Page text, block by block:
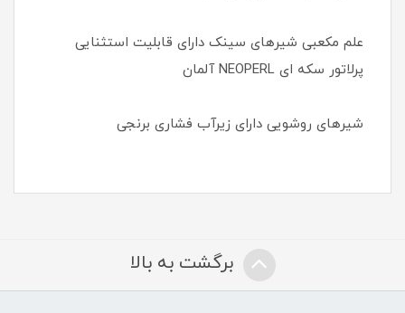
علم مکعبی شیرهای سینک دارای قابلیت استثنایی
پرلاتور سکه ای NEOPERL آلمان
شیرهای روشویی دارای زیرآب فشاری برنجی
برگشت به بالا